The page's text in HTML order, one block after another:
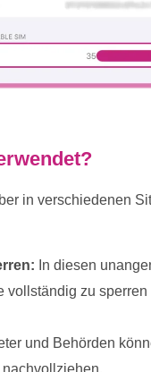
in verschiedenen
In diesen
zu
und Behörden